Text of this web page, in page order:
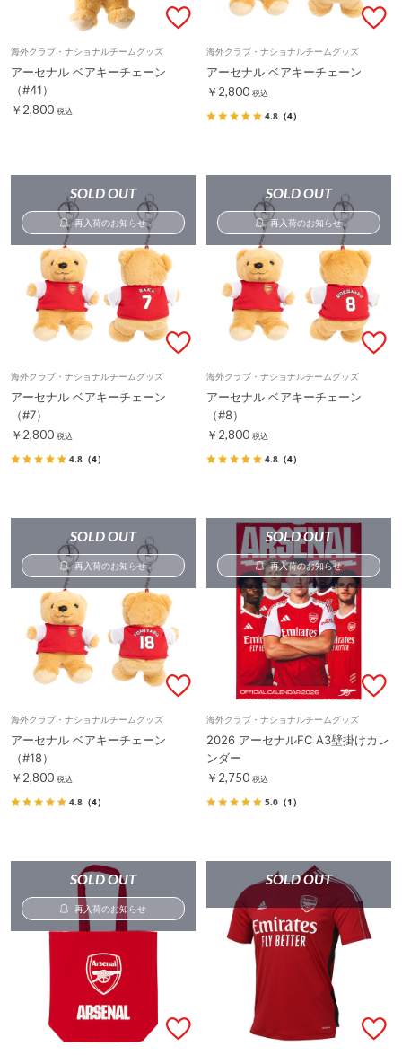
海外クラブ・ナショナルチームグッズ
アーセナル ベアキーチェーン
（#41）
￥2,800 税込
海外クラブ・ナショナルチームグッズ
アーセナル ベアキーチェーン
￥2,800 税込
4.8 （4）
SOLD OUT
再入荷のお知らせ
海外クラブ・ナショナルチームグッズ
アーセナル ベアキーチェーン
（#7）
￥2,800 税込
4.8 （4）
SOLD OUT
再入荷のお知らせ
海外クラブ・ナショナルチームグッズ
アーセナル ベアキーチェーン
（#8）
￥2,800 税込
4.8 （4）
SOLD OUT
再入荷のお知らせ
海外クラブ・ナショナルチームグッズ
アーセナル ベアキーチェーン
（#18）
￥2,800 税込
4.8 （4）
SOLD OUT
再入荷のお知らせ
海外クラブ・ナショナルチームグッズ
2026 アーセナルFC A3壁掛けカレ
ンダー
￥2,750 税込
5.0 （1）
SOLD OUT
再入荷のお知らせ
SOLD OUT